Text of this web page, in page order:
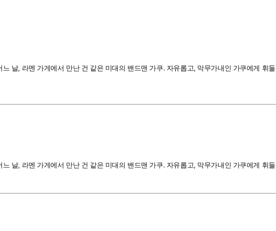
날, 라멘 가게에서 만난 건 같은 미대의 밴드맨 가쿠. 자유롭고, 막무가내인 가쿠에게 휘둘
날, 라멘 가게에서 만난 건 같은 미대의 밴드맨 가쿠. 자유롭고, 막무가내인 가쿠에게 휘둘